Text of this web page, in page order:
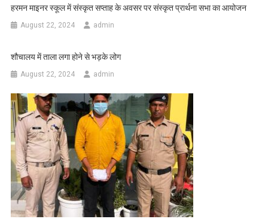
हरमन माइनर स्कूल में संस्कृत सप्ताह के अवसर पर संस्कृत प्रार्थना सभा का आयोजन
August 22, 2024 admin
शौचालय में ताला लगा होने से भड़के लोग
August 22, 2024 admin